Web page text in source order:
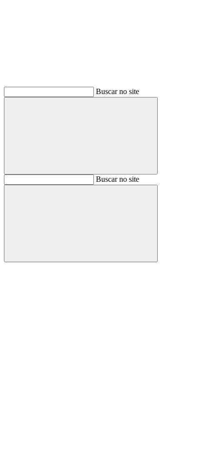
Buscar no site
BuscarBuscar no site
Buscar